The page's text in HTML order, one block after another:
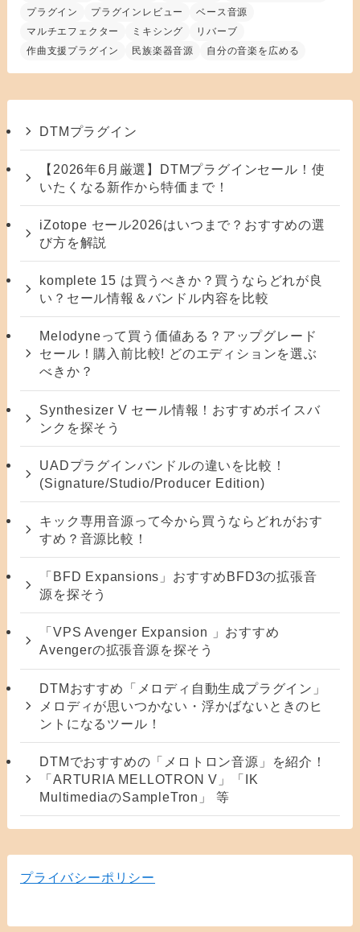
プラグイン
プラグインレビュー
ベース音源
マルチエフェクター
ミキシング
リバーブ
作曲支援プラグイン
民族楽器音源 自分の音楽を広める
DTMプラグイン
【2026年6月厳選】DTMプラグインセール！使
いたくなる新作から特価まで！
iZotope セール2026はいつまで？おすすめの選
び方を解説
komplete 15 は買うべきか？買うならどれが良
い？セール情報＆バンドル内容を比較
Melodyneって買う価値ある？アップグレード
セール！購入前比較! どのエディションを選ぶ
べきか？
Synthesizer V セール情報！おすすめボイスバ
ンクを探そう
UADプラグインバンドルの違いを比較！
(Signature/Studio/Producer Edition)
キック専用音源って今から買うならどれがおす
すめ？音源比較！
「BFD Expansions」おすすめBFD3の拡張音
源を探そう
「VPS Avenger Expansion 」おすすめ
Avengerの拡張音源を探そう
DTMおすすめ「メロディ自動生成プラグイン」
メロディが思いつかない・浮かばないときのヒ
ントになるツール！
DTMでおすすめの「メロトロン音源」を紹介！
「ARTURIA MELLOTRON V」「IK
MultimediaのSampleTron」 等
プライバシーポリシー